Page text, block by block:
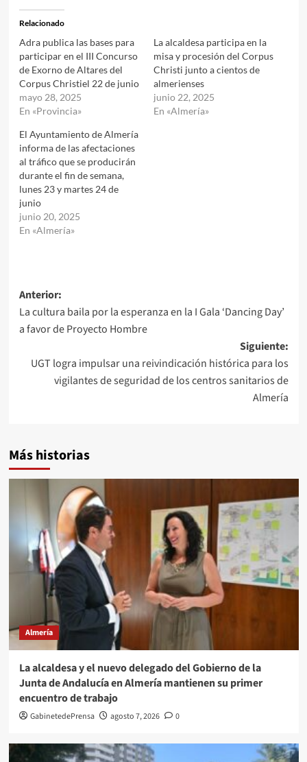
Relacionado
Adra publica las bases para
participar en el III Concurso
de Exorno de Altares del
Corpus Christiel 22 de junio
mayo 28, 2025
En «Provincia»
La alcaldesa participa en la
misa y procesión del Corpus
Christi junto a cientos de
almerienses
junio 22, 2025
En «Almería»
El Ayuntamiento de Almería
informa de las afectaciones
al tráfico que se producirán
durante el fin de semana,
lunes 23 y martes 24 de
junio
junio 20, 2025
En «Almería»
Navegación
de
entradas
Anterior:
La cultura baila por la esperanza en la I Gala ‘Dancing Day’
a favor de Proyecto Hombre
Siguiente:
UGT logra impulsar una reivindicación histórica para los
vigilantes de seguridad de los centros sanitarios de
Almería
Más historias
Almería
La alcaldesa y el nuevo delegado del Gobierno de la
Junta de Andalucía en Almería mantienen su primer
encuentro de trabajo
GabinetedePrensa agosto 7, 2026 0